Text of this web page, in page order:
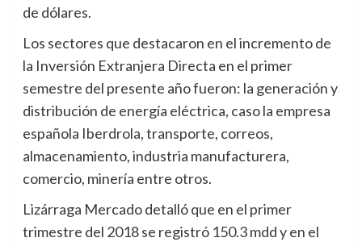
de dólares.
Los sectores que destacaron en el incremento de
la Inversión Extranjera Directa en el primer
semestre del presente año fueron: la generación y
distribución de energía eléctrica, caso la empresa
española Iberdrola, transporte, correos,
almacenamiento, industria manufacturera,
comercio, minería entre otros.
Lizárraga Mercado detalló que en el primer
trimestre del 2018 se registró 150.3 mdd y en el